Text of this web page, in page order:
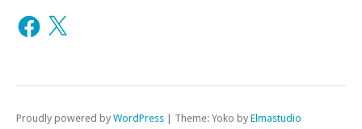
Facebook
X
Proudly powered by WordPress | Theme: Yoko by Elmastudio